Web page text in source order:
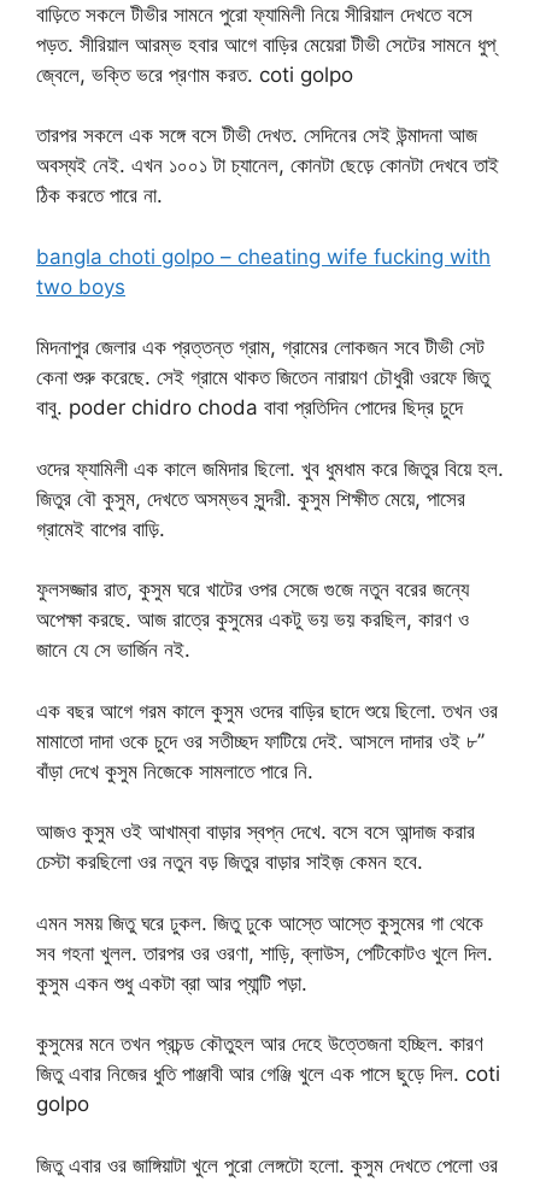
বাড়িতে সকলে টীভীর সামনে পুরো ফ্যামিলী নিয়ে সীরিয়াল দেখতে বসে
পড়ত. সীরিয়াল আরম্ভ হবার আগে বাড়ির মেয়েরা টীভী সেটের সামনে ধুপ্
জ্বেলে, ভক্তি ভরে প্রণাম করত. coti golpo
তারপর সকলে এক সঙ্গে বসে টীভী দেখত. সেদিনের সেই উন্মাদনা আজ
অবস্যই নেই. এখন ১০০১ টা চ্যানেল, কোনটা ছেড়ে কোনটা দেখবে তাই
ঠিক করতে পারে না.
bangla choti golpo – cheating wife fucking with
two boys
মিদনাপুর জেলার এক প্রত্তন্ত গ্রাম, গ্রামের লোকজন সবে টীভী সেট
কেনা শুরু করেছে. সেই গ্রামে থাকত জিতেন নারায়ণ চৌধুরী ওরফে জিতু
বাবু. poder chidro choda বাবা প্রতিদিন পোদের ছিদ্র চুদে
ওদের ফ্যামিলী এক কালে জমিদার ছিলো. খুব ধুমধাম করে জিতুর বিয়ে হল.
জিতুর বৌ কুসুম, দেখতে অসম্ভব সুন্দরী. কুসুম শিক্ষীত মেয়ে, পাসের
গ্রামেই বাপের বাড়ি.
ফুলসজ্জার রাত, কুসুম ঘরে খাটের ওপর সেজে গুজে নতুন বরের জন্যে
অপেক্ষা করছে. আজ রাত্রে কুসুমের একটু ভয় ভয় করছিল, কারণ ও
জানে যে সে ভার্জিন নই.
এক বছর আগে গরম কালে কুসুম ওদের বাড়ির ছাদে শুয়ে ছিলো. তখন ওর
মামাতো দাদা ওকে চুদে ওর সতীচ্ছদ ফাটিয়ে দেই. আসলে দাদার ওই ৮’’
বাঁড়া দেখে কুসুম নিজেকে সামলাতে পারে নি.
আজও কুসুম ওই আখাম্বা বাড়ার স্বপ্ন দেখে. বসে বসে আন্দাজ করার
চেস্টা করছিলো ওর নতুন বড় জিতুর বাড়ার সাইজ় কেমন হবে.
এমন সময় জিতু ঘরে ঢুকল. জিতু ঢুকে আস্তে আস্তে কুসুমের গা থেকে
সব গহনা খুলল. তারপর ওর ওরণা, শাড়ি, ব্লাউস, পেটিকোটও খুলে দিল.
কুসুম একন শুধু একটা ব্রা আর প্যান্টি পড়া.
কুসুমের মনে তখন প্রচন্ড কৌতুহল আর দেহে উত্তেজনা হচ্ছিল. কারণ
জিতু এবার নিজের ধুতি পাঞ্জাবী আর গেঞ্জি খুলে এক পাসে ছুড়ে দিল. coti
golpo
জিতু এবার ওর জাঙ্গিয়াটা খুলে পুরো লেঙ্গটো হলো. কুসুম দেখতে পেলো ওর